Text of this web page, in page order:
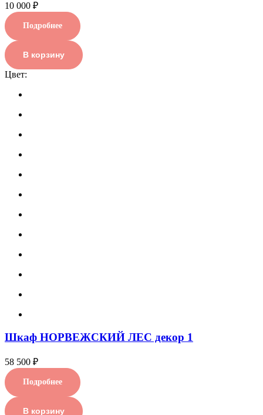
10 000 ₽
Подробнее
В корзину
Цвет:
Шкаф НОРВЕЖСКИЙ ЛЕС декор 1
58 500 ₽
Подробнее
В корзину